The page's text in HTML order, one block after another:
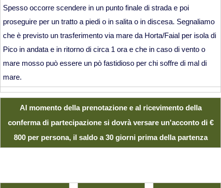
Spesso occorre scendere in un punto finale di strada e poi
proseguire per un tratto a piedi o in salita o in discesa. Segnaliamo
che è previsto un trasferimento via mare da Horta/Faial per isola di
Pico in andata e in ritorno di circa 1 ora e che in caso di vento o
mare mosso può essere un pò fastidioso per chi soffre di mal di
mare.
Al momento della prenotazione e al ricevimento della
conferma di partecipazione si dovrà versare un'acconto di €
800per persona, il saldo a 30 giorni prima della partenza